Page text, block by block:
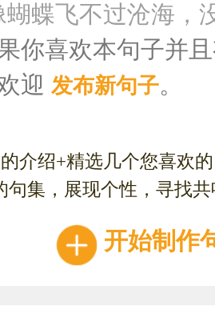
蝴蝶飞不过沧海，
你喜欢本句子并
迎 发布新句子。
介绍+精选几个您喜欢
句集，展现个性，寻找
开始制作